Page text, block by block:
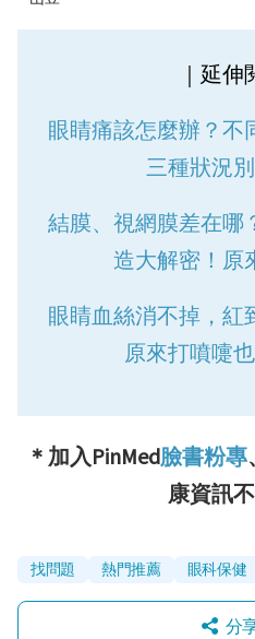
｜延伸
眼睛痛該怎麼辦？不
三種狀況
結膜、視網膜差在哪
造大解密！原
眼睛血絲消不掉，紅
原來打噴嚏
＊加入PinMed臉書粉專、
康資訊
找問題 熱門推薦 眼科保健
分